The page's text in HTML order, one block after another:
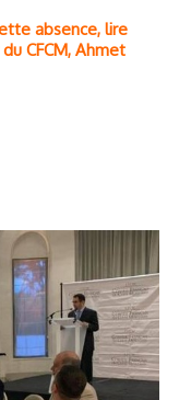
absence, lire
CFCM, Ahmet